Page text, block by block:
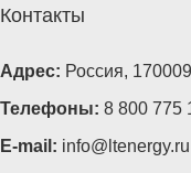
Контакты
Адрес: Россия,
Телефоны: 8 800 775
E-mail: info@ltenergy.ru